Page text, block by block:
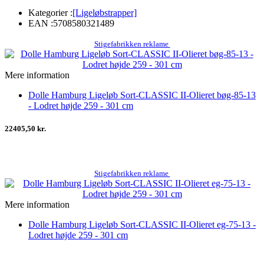
Kategorier :[Ligeløbstrapper]
EAN :5708580321489
Stigefabrikken reklame
Mere information
Dolle Hamburg Ligeløb Sort-CLASSIC II-Olieret bøg-85-13
- Lodret højde 259 - 301 cm
22405,50 kr.
Stigefabrikken reklame
Mere information
Dolle Hamburg Ligeløb Sort-CLASSIC II-Olieret eg-75-13 -
Lodret højde 259 - 301 cm